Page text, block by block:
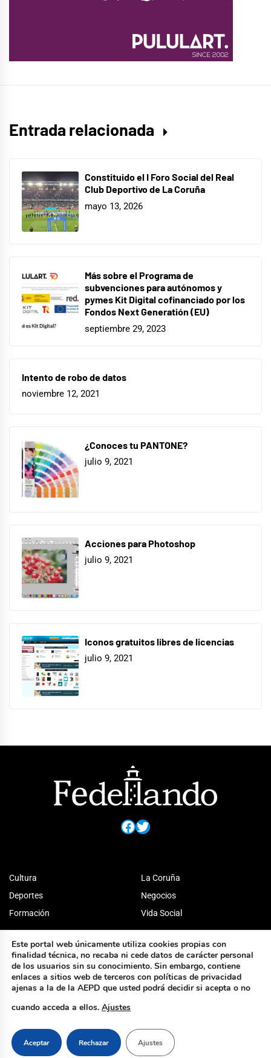
Entrada relacionada
Constituido el I Foro Social del Real
Club Deportivo de La Coruña
mayo 13, 2026
Más sobre el Programa de
subvenciones para autónomos y
pymes Kit Digital cofinanciado por los
Fondos Next Generatión (EU)
septiembre 29, 2023
Intento de robo de datos
noviembre 12, 2021
¿Conoces tu PANTONE?
julio 9, 2021
Acciones para Photoshop
julio 9, 2021
Iconos gratuitos libres de licencias
julio 9, 2021
Facebook
Twitter
Cultura
Deportes
Formación
La Coruña
Negocios
Vida Social
Este portal web únicamente utiliza cookies propias con
finalidad técnica, no recaba ni cede datos de carácter personal
de los usuarios sin su conocimiento. Sin embargo, contiene
enlaces a sitios web de terceros con políticas de privacidad
ajenas a la de la AEPD que usted podrá decidir si acepta o no
cuando acceda a ellos. Ajustes
Aceptar Rechazar Ajustes